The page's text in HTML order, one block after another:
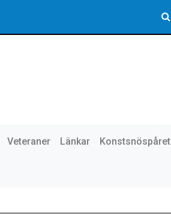
Veteraner Länkar Konstsnöspåret